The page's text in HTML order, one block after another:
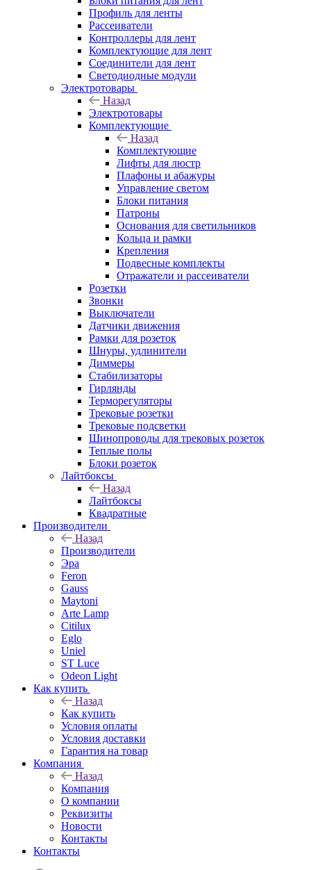
Профиль для ленты
Рассеиватели
Контроллеры для лент
Комплектующие для лент
Соединители для лент
Светодиодные модули
Электротовары
Назад
Электротовары
Комплектующие
Назад
Комплектующие
Лифты для люстр
Плафоны и абажуры
Управление светом
Блоки питания
Патроны
Основания для светильников
Кольца и рамки
Крепления
Подвесные комплекты
Отражатели и рассеиватели
Розетки
Звонки
Выключатели
Датчики движения
Рамки для розеток
Шнуры, удлинители
Диммеры
Стабилизаторы
Гирлянды
Терморегуляторы
Трековые розетки
Трековые подсветки
Шинопроводы для трековых розеток
Теплые полы
Блоки розеток
Лайтбоксы
Назад
Лайтбоксы
Квадратные
Производители
Назад
Производители
Эра
Feron
Gauss
Maytoni
Arte Lamp
Citilux
Eglo
Uniel
ST Luce
Odeon Light
Как купить
Назад
Как купить
Условия оплаты
Условия доставки
Гарантия на товар
Компания
Назад
Компания
О компании
Реквизиты
Новости
Контакты
Контакты